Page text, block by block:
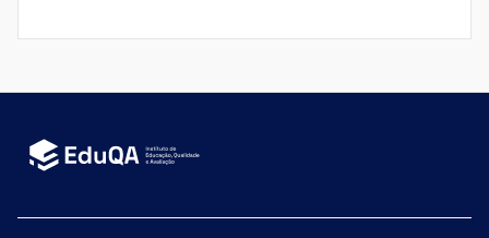
compilação de dez recursos didáticos dirigidos a